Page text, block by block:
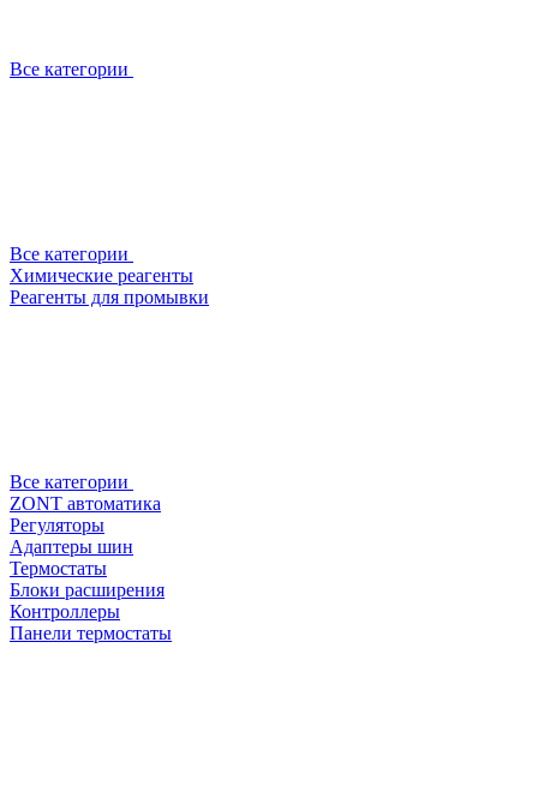
Все категории
Все категории
Химические реагенты
Реагенты для промывки
Все категории
ZONT автоматика
Регуляторы
Адаптеры шин
Термостаты
Блоки расширения
Контроллеры
Панели термостаты